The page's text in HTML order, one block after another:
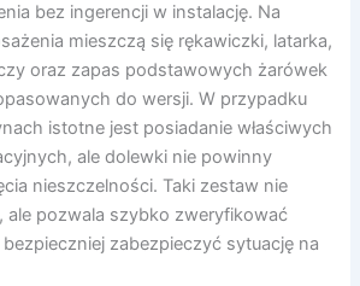
bez ingerencji w instalację. Na
mieszczą się rękawiczki, latarka,
oraz zapas podstawowych żarówek
do wersji. W przypadku
istotne jest posiadanie właściwych
ale dolewki nie powinny
nieszczelności. Taki zestaw nie
ale pozwala szybko zweryfikować
zabezpieczyć sytuację na